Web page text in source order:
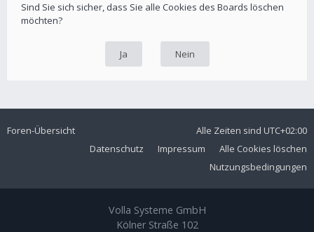
Sind Sie sich sicher, dass Sie alle Cookies des Boards löschen
möchten?
Foren-Übersicht Alle Zeiten sind UTC+02:00
Alle Cookies löschen
Impressum
Datenschutz
Nutzungsbedingungen
Volla Systeme GmbH
Kölner Straße 102